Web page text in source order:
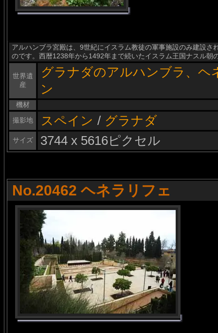
アルハンブラ宮殿は、9世紀にイスラム教徒の軍事施設のみ建設
のです。西暦1238年から1492年まで続いたイスラム王国ナスル朝
世界遺
産
グラナダのアルハンブラ、ヘ
ン
機材
撮影地
スペイン / グラナダ
サイズ 3744 x 5616ピクセル
No.20462 ヘネラリフェ